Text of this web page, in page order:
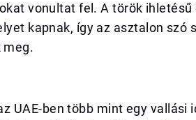
vonultat fel. A török
kapnak, így az asztalon szó
meg.
UAE-ben több mint egy